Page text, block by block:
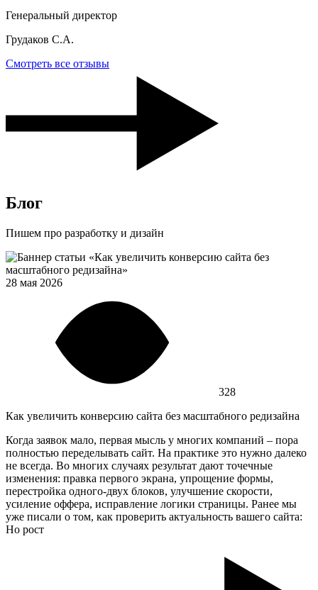
Генеральный директор
Грудаков С.А.
Смотреть все отзывы
Блог
Пишем про разработку и дизайн
28 мая 2026
328
Как увеличить конверсию сайта без масштабного редизайна
Когда заявок мало, первая мысль у многих компаний – пора
полностью переделывать сайт. На практике это нужно далеко
не всегда. Во многих случаях результат дают точечные
изменения: правка первого экрана, упрощение формы,
перестройка одного-двух блоков, улучшение скорости,
усиление оффера, исправление логики страницы. Ранее мы
уже писали о том, как проверить актуальность вашего сайта:
Но рост